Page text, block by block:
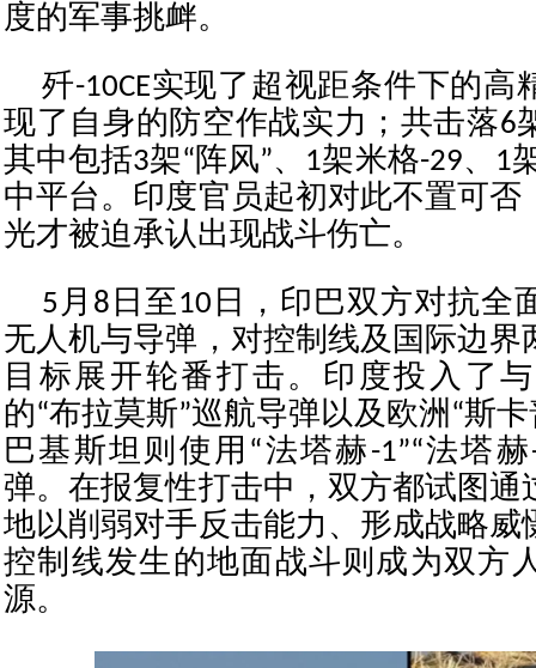
度的军事挑衅。
歼-10CE实现了超视距条件下的高
现了自身的防空作战实力；共击落6
其中包括3架“阵风”、1架米格-29、1
中平台。印度官员起初对此不置可否
光才被迫承认出现战斗伤亡。
5月8日至10日，印巴双方对抗全
无人机与导弹，对控制线及国际边界
目标展开轮番打击。印度投入了
的“布拉莫斯”巡航导弹以及欧洲“斯卡
巴基斯坦则使用“法塔赫-1”“法塔
弹。在报复性打击中，双方都试图通
地以削弱对手反击能力、形成战略威
控制线发生的地面战斗则成为双方
源。